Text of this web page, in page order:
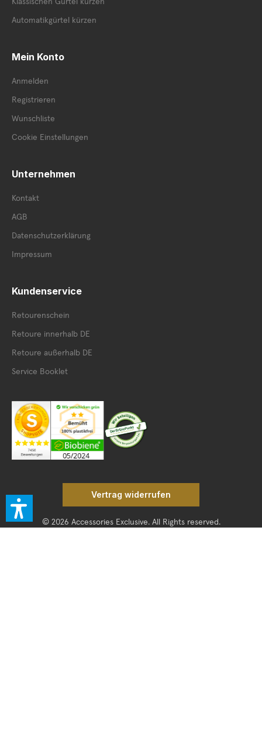
Automatikgürtel kürzen
Mein Konto
Anmelden
Registrieren
Wunschliste
Cookie Einstellungen
Unternehmen
Kontakt
AGB
Datenschutzerklärung
Impressum
Kundenservice
Retourenschein
Retoure innerhalb DE
Retoure außerhalb DE
Service Booklet
Vertrag widerrufen
© 2026 Accessories Exclusive. All Rights reserved.